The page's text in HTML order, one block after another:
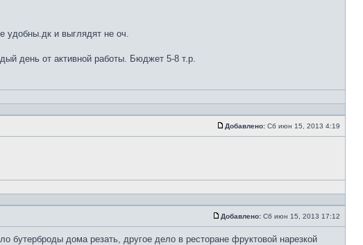
удобны.дк и выглядят не оч.
день от активной работы. Бюджет 5-8 т.р.
Добавлено: Сб июн 15, 2013 4:19
Добавлено: Сб июн 15, 2013 17:12
дома резать, другое дело в ресторане фруктовой нарезкой